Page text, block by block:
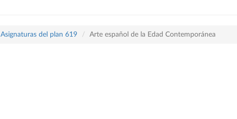
Asignaturas del plan 619 Arte español de la Edad Contemporánea